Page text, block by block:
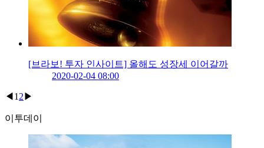
[브라보! 투자 인사이트] 올해도 성장세 이어갈까
2020-02-04 08:00
◀ 1 2 ▶
이투데이